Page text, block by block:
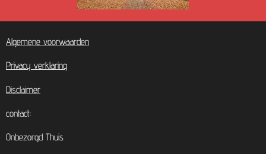
Algemene voorwaarden
Privacy verklaring
Disclaimer
contact:
Onbezorgd Thuis